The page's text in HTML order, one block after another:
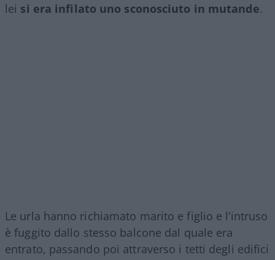
lei si era infilato uno sconosciuto in mutande.
Le urla hanno richiamato marito e figlio e l’intruso
è fuggito dallo stesso balcone dal quale era
entrato, passando poi attraverso i tetti degli edifici